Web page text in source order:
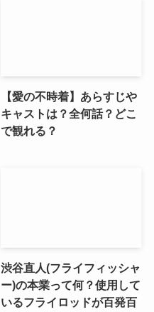
【愛の不時着】あらすじや
キャストは？全何話？どこ
で観れる？
渋谷直人(フライフィッシャ
ー)の本業って何？使用して
いるフライロッドが百発百